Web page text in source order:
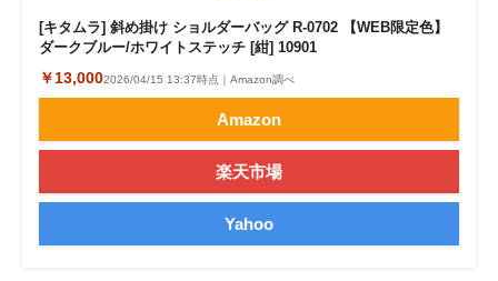
[キタムラ] 斜め掛け ショルダーバッグ R-0702 【WEB限定色】
ダークブルー/ホワイトステッチ [紺] 10901
￥13,0002026/04/15 13:37時点｜Amazon調べ
Amazon
楽天市場
Yahoo